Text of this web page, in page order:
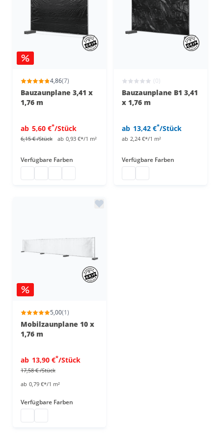
4,86(7)
Bauzaunplane 3,41 x
1,76 m
ab 5,60 €*/Stück
6,15 €/Stück ab 0,93 €*/1 m²
Verfügbare Farben
(0)
Bauzaunplane B1 3,41
x 1,76 m
ab 13,42 €*/Stück
ab 2,24 €*/1 m²
Verfügbare Farben
5,00(1)
Mobilzaunplane 10 x
1,76 m
ab 13,90 €*/Stück
17,58 €/Stück
ab 0,79 €*/1 m²
Verfügbare Farben